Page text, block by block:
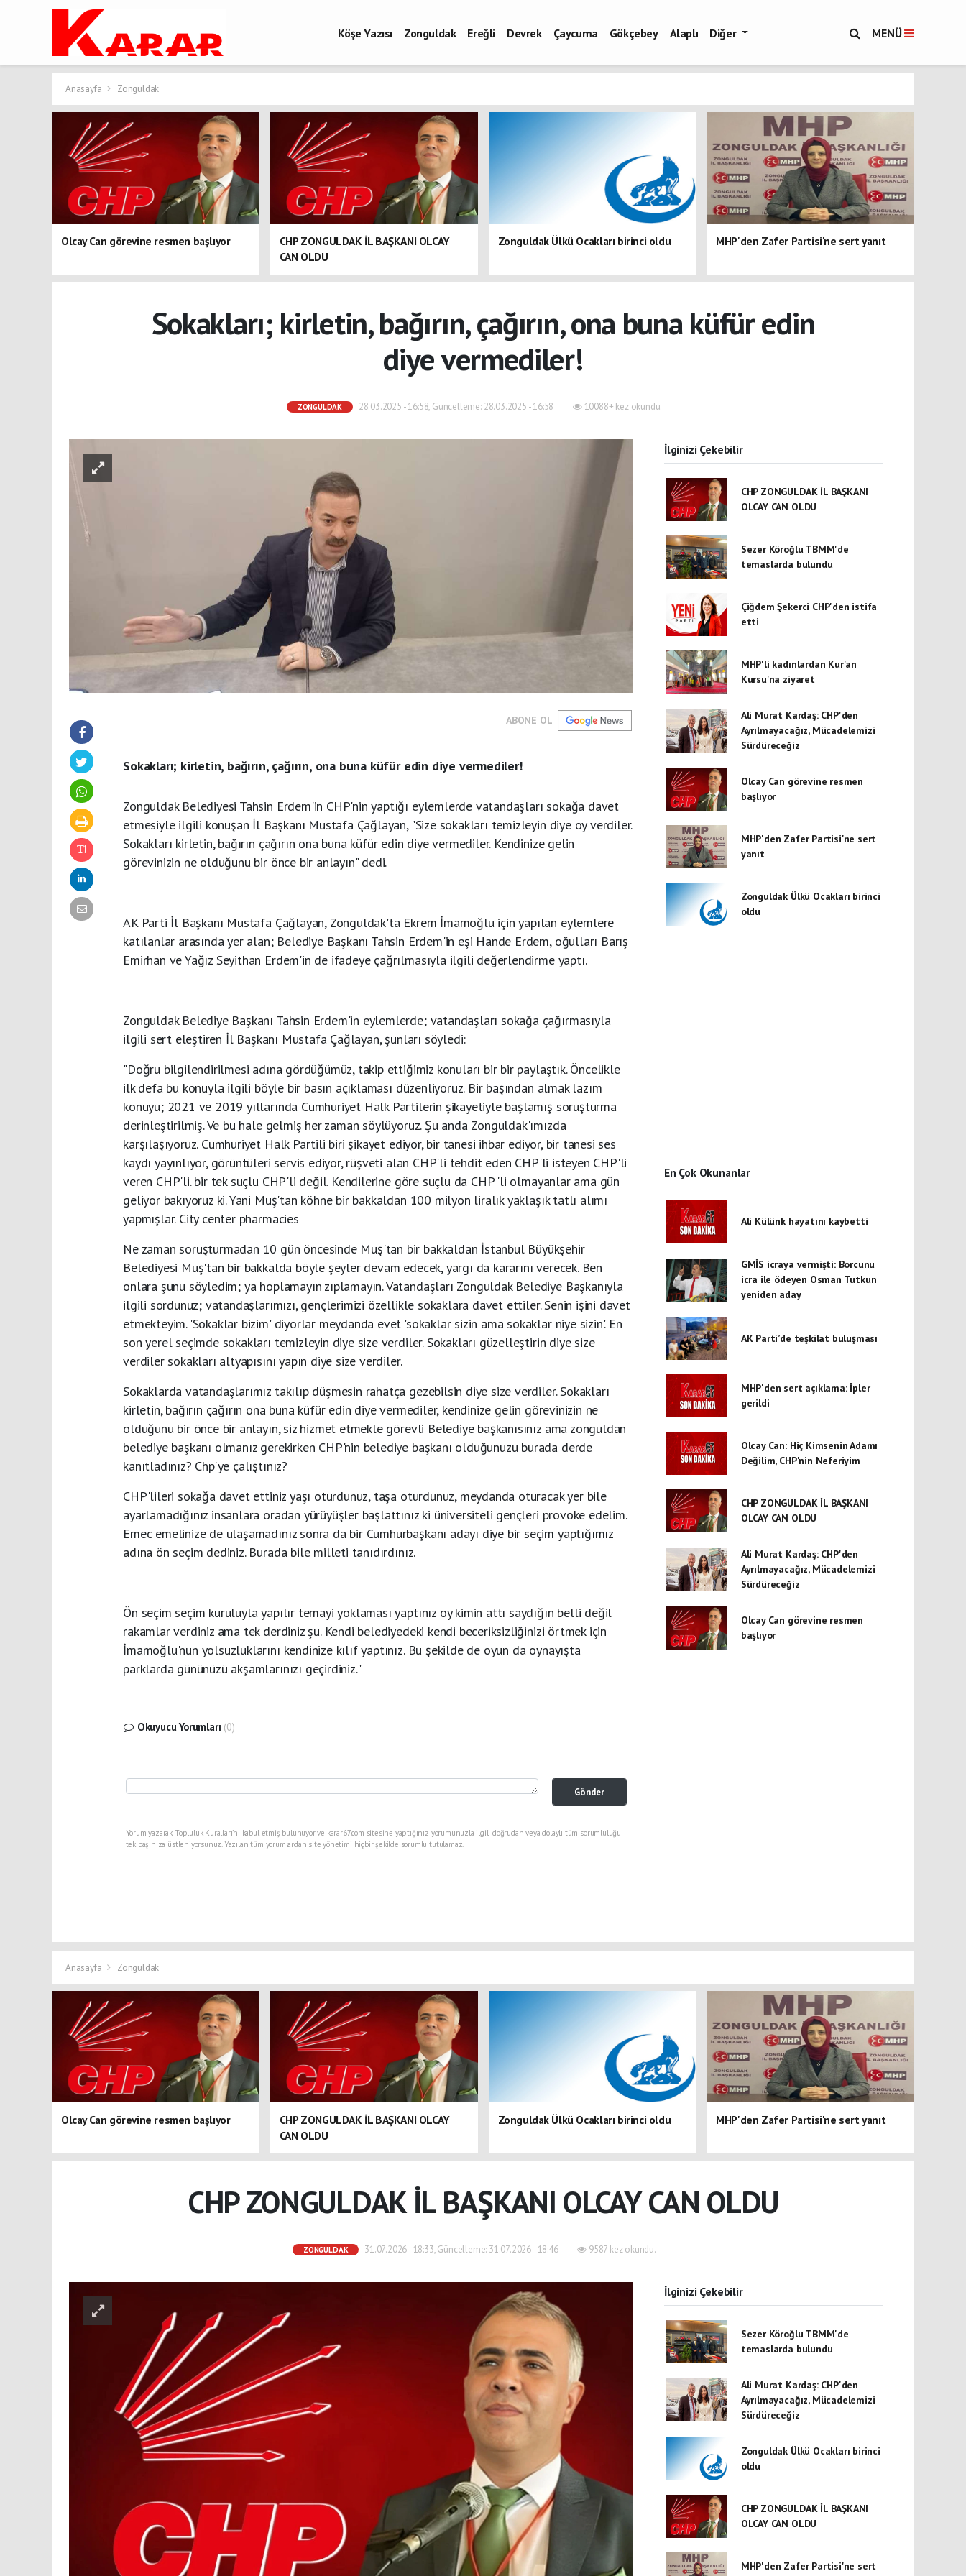
Köşe Yazısı Zonguldak Ereğli Devrek Çaycuma Gökçebey Alaplı Diğer MENÜ
Anasayfa Zonguldak
Olcay Can görevine resmen başlıyor
CHP ZONGULDAK İL BAŞKANI OLCAY
CAN OLDU
Zonguldak Ülkü Ocakları birinci oldu MHP'den Zafer Partisi'ne sert yanıt
Sokakları; kirletin, bağırın, çağırın, ona buna küfür edin
diye vermediler!
ZONGULDAK 28.03.2025 - 16:58, Güncelleme: 28.03.2025 - 16:58 10088+ kez okundu.
ABONE OL
Sokakları; kirletin, bağırın, çağırın, ona buna küfür edin diye vermediler!
Zonguldak Belediyesi Tahsin Erdem'in CHP'nin yaptığı eylemlerde vatandaşları sokağa davet
etmesiyle ilgili konuşan İl Başkanı Mustafa Çağlayan, "Size sokakları temizleyin diye oy verdiler.
Sokakları kirletin, bağırın çağırın ona buna küfür edin diye vermediler. Kendinize gelin
görevinizin ne olduğunu bir önce bir anlayın" dedi.
AK Parti İl Başkanı Mustafa Çağlayan, Zonguldak'ta Ekrem İmamoğlu için yapılan eylemlere
katılanlar arasında yer alan; Belediye Başkanı Tahsin Erdem'in eşi Hande Erdem, oğulları Barış
Emirhan ve Yağız Seyithan Erdem'in de ifadeye çağrılmasıyla ilgili değerlendirme yaptı.
Zonguldak Belediye Başkanı Tahsin Erdem'in eylemlerde; vatandaşları sokağa çağırmasıyla
ilgili sert eleştiren İl Başkanı Mustafa Çağlayan, şunları söyledi:
"Doğru bilgilendirilmesi adına gördüğümüz, takip ettiğimiz konuları bir bir paylaştık. Öncelikle
ilk defa bu konuyla ilgili böyle bir basın açıklaması düzenliyoruz. Bir başından almak lazım
konuyu; 2021 ve 2019 yıllarında Cumhuriyet Halk Partilerin şikayetiyle başlamış soruşturma
derinleştirilmiş. Ve bu hale gelmiş her zaman söylüyoruz. Şu anda Zonguldak'ımızda
karşılaşıyoruz. Cumhuriyet Halk Partili biri şikayet ediyor, bir tanesi ihbar ediyor, bir tanesi ses
kaydı yayınlıyor, görüntüleri servis ediyor, rüşveti alan CHP'li tehdit eden CHP'li isteyen CHP'li
veren CHP'li. bir tek suçlu CHP'li değil. Kendilerine göre suçlu da CHP 'li olmayanlar ama gün
geliyor bakıyoruz ki. Yani Muş'tan köhne bir bakkaldan 100 milyon liralık yaklaşık tatlı alımı
yapmışlar. City center pharmacies
Ne zaman soruşturmadan 10 gün öncesinde Muş'tan bir bakkaldan İstanbul Büyükşehir
Belediyesi Muş'tan bir bakkalda böyle şeyler devam edecek, yargı da kararını verecek. Ben
onlara şunu söyledim; ya hoplamayın zıplamayın. Vatandaşları Zonguldak Belediye Başkanıyla
ilgili sordunuz; vatandaşlarımızı, gençlerimizi özellikle sokaklara davet ettiler. Senin işini davet
etmekteyim. 'Sokaklar bizim' diyorlar meydanda evet 'sokaklar sizin ama sokaklar niye sizin'. En
son yerel seçimde sokakları temizleyin diye size verdiler. Sokakları güzelleştirin diye size
verdiler sokakları altyapısını yapın diye size verdiler.
Sokaklarda vatandaşlarımız takılıp düşmesin rahatça gezebilsin diye size verdiler. Sokakları
kirletin, bağırın çağırın ona buna küfür edin diye vermediler, kendinize gelin görevinizin ne
olduğunu bir önce bir anlayın, siz hizmet etmekle görevli Belediye başkanısınız ama zonguldan
belediye başkanı olmanız gerekirken CHP'nin belediye başkanı olduğunuzu burada derde
kanıtladınız? Chp'ye çalıştınız?
CHP'lileri sokağa davet ettiniz yaşı oturdunuz, taşa oturdunuz, meydanda oturacak yer bile
ayarlamadığınız insanlara oradan yürüyüşler başlattınız ki üniversiteli gençleri provoke edelim.
Emec emelinize de ulaşamadınız sonra da bir Cumhurbaşkanı adayı diye bir seçim yaptığımız
adına ön seçim dediniz. Burada bile milleti tanıdırdınız.
Ön seçim seçim kuruluyla yapılır temayi yoklaması yaptınız oy kimin attı saydığın belli değil
rakamlar verdiniz ama tek derdiniz şu. Kendi belediyedeki kendi beceriksizliğinizi örtmek için
İmamoğlu'nun yolsuzluklarını kendinize kılıf yaptınız. Bu şekilde de oyun da oynayışta
parklarda gününüzü akşamlarınızı geçirdiniz."
Okuyucu Yorumları (0)
Gönder
Yorum yazarak Topluluk Kuralları’nı kabul etmiş bulunuyor ve karar67.com sitesine yaptığınız yorumunuzla ilgili doğrudan veya dolaylı tüm sorumluluğu
tek başınıza üstleniyorsunuz. Yazılan tüm yorumlardan site yönetimi hiçbir şekilde sorumlu tutulamaz.
İlginizi Çekebilir
CHP ZONGULDAK İL BAŞKANI
OLCAY CAN OLDU
Sezer Köroğlu TBMM'de
temaslarda bulundu
Çiğdem Şekerci CHP'den istifa
etti
MHP'li kadınlardan Kur'an
Kursu'na ziyaret
Ali Murat Kardaş: CHP'den
Ayrılmayacağız, Mücadelemizi
Sürdüreceğiz
Olcay Can görevine resmen
başlıyor
MHP'den Zafer Partisi'ne sert
yanıt
Zonguldak Ülkü Ocakları birinci
oldu
En Çok Okunanlar
Ali Külünk hayatını kaybetti
GMİS icraya vermişti: Borcunu
icra ile ödeyen Osman Tutkun
yeniden aday
AK Parti’de teşkilat buluşması
MHP'den sert açıklama: İpler
gerildi
Olcay Can: Hiç Kimsenin Adamı
Değilim, CHP'nin Neferiyim
CHP ZONGULDAK İL BAŞKANI
OLCAY CAN OLDU
Ali Murat Kardaş: CHP'den
Ayrılmayacağız, Mücadelemizi
Sürdüreceğiz
Olcay Can görevine resmen
başlıyor
Anasayfa Zonguldak
Olcay Can görevine resmen başlıyor
CHP ZONGULDAK İL BAŞKANI OLCAY
CAN OLDU
Zonguldak Ülkü Ocakları birinci oldu MHP'den Zafer Partisi'ne sert yanıt
CHP ZONGULDAK İL BAŞKANI OLCAY CAN OLDU
ZONGULDAK 31.07.2026 - 18:33, Güncelleme: 31.07.2026 - 18:46 9587 kez okundu.
İlginizi Çekebilir
Sezer Köroğlu TBMM'de
temaslarda bulundu
Ali Murat Kardaş: CHP'den
Ayrılmayacağız, Mücadelemizi
Sürdüreceğiz
Zonguldak Ülkü Ocakları birinci
oldu
CHP ZONGULDAK İL BAŞKANI
OLCAY CAN OLDU
MHP'den Zafer Partisi'ne sert